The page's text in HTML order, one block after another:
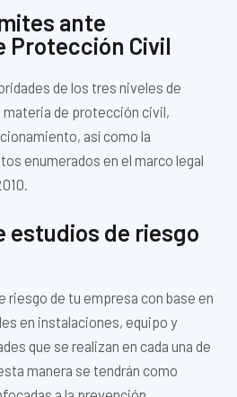
ante
Protección Civil
de los tres niveles de
de protección civil,
así como la
enumerados en el marco legal
estudios de riesgo
riesgo de tu empresa con base en
en instalaciones, equipo y
que se realizan en cada una de
manera se tendrán como